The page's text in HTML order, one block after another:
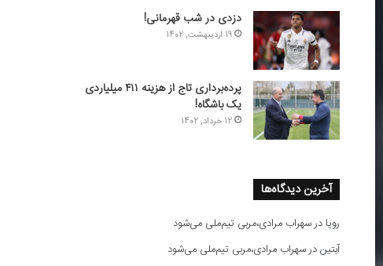
دزدی در شب قهرمانی!
19 اردیبهشت, 1402
پرده‌برداری تاج از هزینه ۴۱۱ میلیاردی
یک باشگاه!
12 خرداد, 1402
آخرین دیدگاه‌ها
رویا درسهراب مرادی،مربی تیم‌ملی می‌شود
آبتیندرسهراب مرادی،مربی تیم‌ملی می‌شود